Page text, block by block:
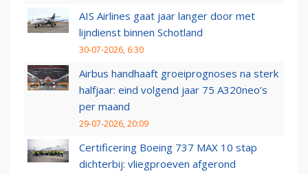
AIS Airlines gaat jaar langer door met
lijndienst binnen Schotland
30-07-2026, 6:30
Airbus handhaaft groeiprognoses na sterk
halfjaar: eind volgend jaar 75 A320neo’s
per maand
29-07-2026, 20:09
Certificering Boeing 737 MAX 10 stap
dichterbij: vliegproeven afgerond